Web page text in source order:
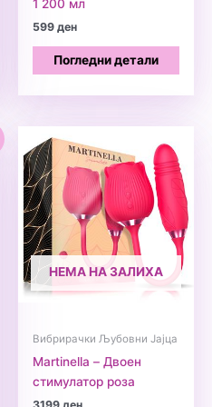
1 200 мл
599ден
Погледни детали
НЕМА НА ЗАЛИХА
Вибрирачки Љубовни Јајца
Martinella – Двоен
стимулатор роза